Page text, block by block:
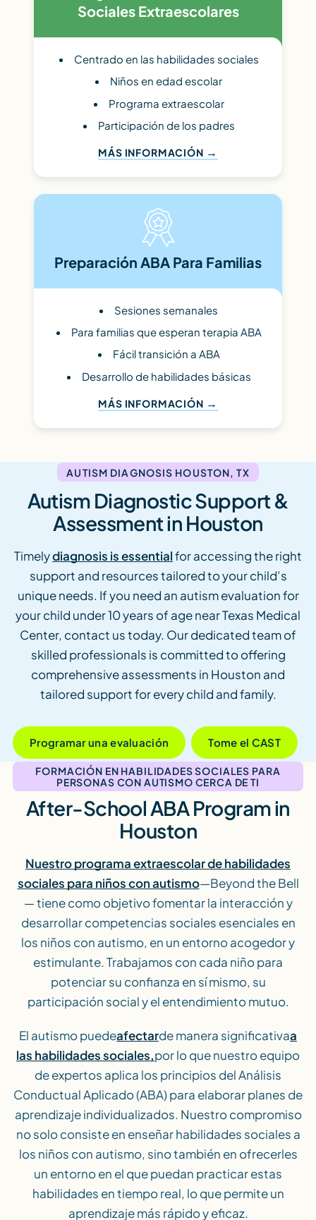
Sociales Extraescolares
Centrado en las habilidades sociales
Niños en edad escolar
Programa extraescolar
Participación de los padres
MÁS INFORMACIÓN
Preparación ABA Para Familias
Sesiones semanales
Para familias que esperan terapia ABA
Fácil transición a ABA
Desarrollo de habilidades básicas
MÁS INFORMACIÓN
AUTISM DIAGNOSIS HOUSTON, TX
Autism Diagnostic Support &
Assessment in Houston
Timelydiagnosis is essentialfor accessing the right
support and resources tailored to your child’s
unique needs. If you need an autism evaluation for
your child under 10 years of age near Texas Medical
Center, contact us today. Our dedicated team of
skilled professionals is committed to offering
comprehensive assessments in Houston and
tailored support for every child and family.
Programar una evaluación Tome el CAST
FORMACIÓN EN HABILIDADES SOCIALES PARA
PERSONAS CON AUTISMO CERCA DE TI
After-School ABA Program in
Houston
Nuestro programa extraescolar de habilidades
sociales para niños con autismo—Beyond the Bell
— tiene como objetivo fomentar la interacción y
desarrollar competencias sociales esenciales en
los niños con autismo, en un entorno acogedor y
estimulante. Trabajamos con cada niño para
potenciar su confianza en sí mismo, su
participación social y el entendimiento mutuo.
El autismo puedeafectarde manera significativaa
las habilidades sociales,por lo que nuestro equipo
de expertos aplica los principios del Análisis
Conductual Aplicado (ABA) para elaborar planes de
aprendizaje individualizados. Nuestro compromiso
no solo consiste en enseñar habilidades sociales a
los niños con autismo, sino también en ofrecerles
un entorno en el que puedan practicar estas
habilidades en tiempo real, lo que permite un
aprendizaje más rápido y eficaz.